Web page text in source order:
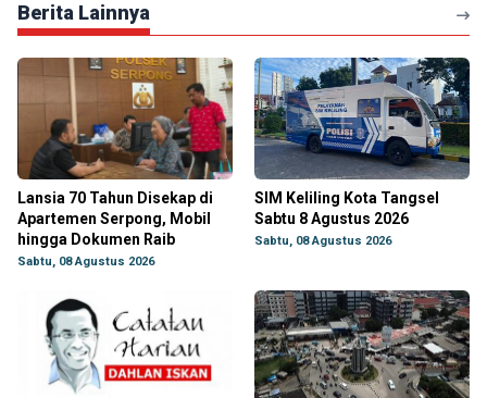
Berita Lainnya
Lansia 70 Tahun Disekap di
Apartemen Serpong, Mobil
hingga Dokumen Raib
Sabtu, 08 Agustus 2026
SIM Keliling Kota Tangsel
Sabtu 8 Agustus 2026
Sabtu, 08 Agustus 2026